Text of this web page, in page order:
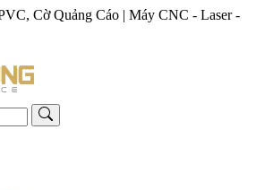
Cờ Quảng Cáo | Máy CNC - Laser -